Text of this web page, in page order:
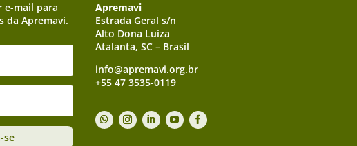
e-mail para
da Apremavi.
se
Apremavi
Estrada Geral s/n
Alto Dona Luiza
Atalanta, SC – Brasil
info@apremavi.org.br
+55 47 3535-0119